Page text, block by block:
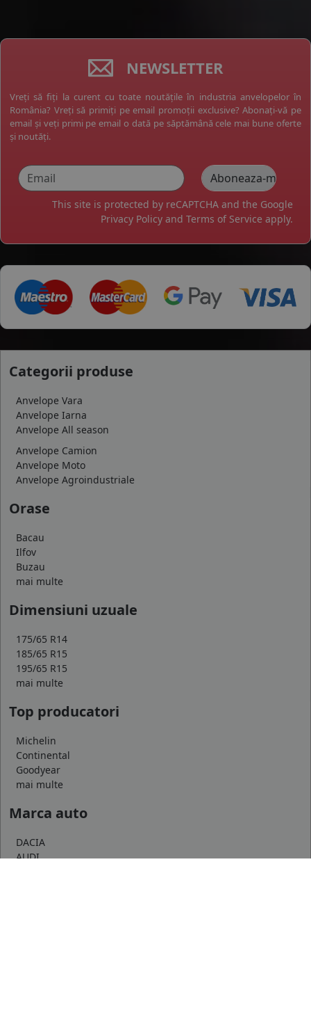
NEWSLETTER
Vreți să fiți la curent cu toate noutățile în industria anvelopelor în
România? Vreți să primiți pe email promoții exclusive? Abonați-vă pe
email și veți primi pe email o dată pe săptămână cele mai bune oferte
și noutăți.
This site is protected by reCAPTCHA and the Google
Privacy Policy and Terms of Service apply.
Categorii produse
Anvelope Vara
Anvelope Iarna
Anvelope All season
Anvelope Camion
Anvelope Moto
Anvelope Agroindustriale
Orase
Bacau
Ilfov
Buzau
mai multe
Dimensiuni uzuale
175/65 R14
185/65 R15
195/65 R15
mai multe
Top producatori
Michelin
Continental
Goodyear
mai multe
Marca auto
DACIA
AUDI